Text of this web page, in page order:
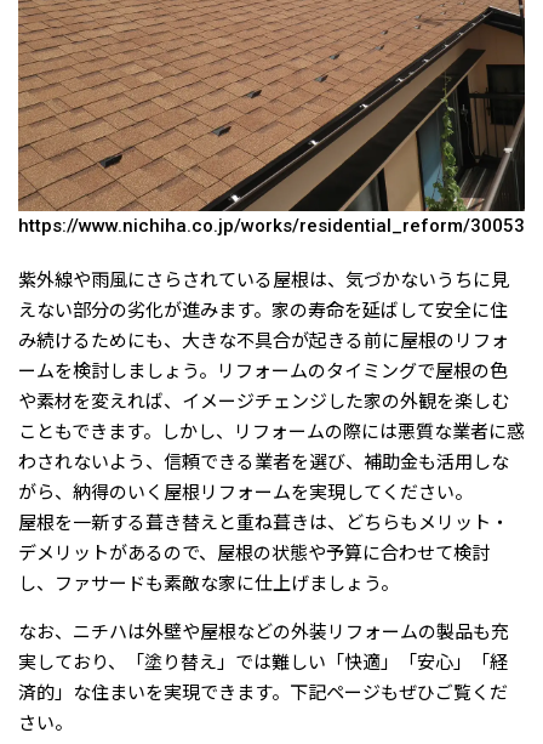
https://www.nichiha.co.jp/works/residential_reform/30053
紫外線や雨風にさらされている屋根は、気づかないうちに見
えない部分の劣化が進みます。家の寿命を延ばして安全に住
み続けるためにも、大きな不具合が起きる前に屋根のリフォ
ームを検討しましょう。リフォームのタイミングで屋根の色
や素材を変えれば、イメージチェンジした家の外観を楽しむ
こともできます。しかし、リフォームの際には悪質な業者に惑
わされないよう、信頼できる業者を選び、補助金も活用しな
がら、納得のいく屋根リフォームを実現してください。
屋根を一新する葺き替えと重ね葺きは、どちらもメリット・
デメリットがあるので、屋根の状態や予算に合わせて検討
し、ファサードも素敵な家に仕上げましょう。
なお、ニチハは外壁や屋根などの外装リフォームの製品も充
実しており、「塗り替え」では難しい「快適」「安心」「経
済的」な住まいを実現できます。下記ページもぜひご覧くだ
さい。